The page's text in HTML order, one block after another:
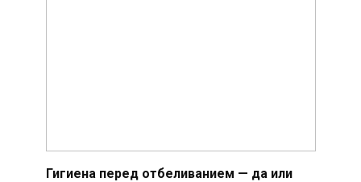
Гигиена перед отбеливанием — да или